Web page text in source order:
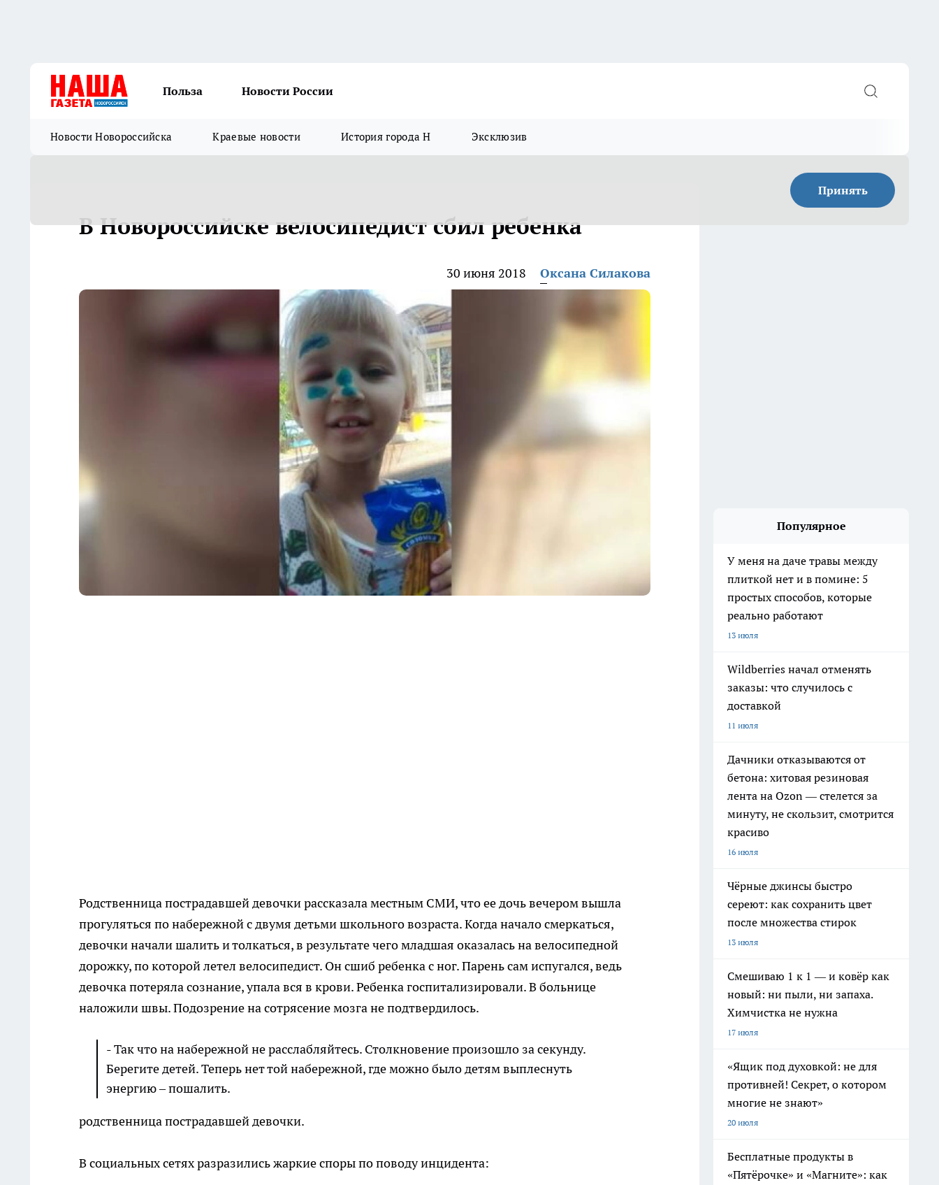
Польза Новости России
Новости Новороссийска Краевые новости История города Н Эксклюзив
Принять
В Новороссийске велосипедист сбил ребенка
30 июня 2018 Оксана Силакова
Родственница пострадавшей девочки рассказала местным СМИ, что ее дочь вечером вышла
прогуляться по набережной с двумя детьми школьного возраста. Когда начало смеркаться,
девочки начали шалить и толкаться, в результате чего младшая оказалась на велосипедной
дорожку, по которой летел велосипедист. Он сшиб ребенка с ног. Парень сам испугался, ведь
девочка потеряла сознание, упала вся в крови. Ребенка госпитализировали. В больнице
наложили швы. Подозрение на сотрясение мозга не подтвердилось.
- Так что на набережной не расслабляйтесь. Столкновение произошло за секунду.
Берегите детей. Теперь нет той набережной, где можно было детям выплеснуть
энергию – пошалить.
родственница пострадавшей девочки.
В социальных сетях разразились жаркие споры по поводу инцидента:
Популярное
У меня на даче травы между
плиткой нет и в помине: 5
простых способов, которые
реально работают
13 июля
Wildberries начал отменять
заказы: что случилось с
доставкой
11 июля
Дачники отказываются от
бетона: хитовая резиновая
лента на Ozon — стелется за
минуту, не скользит, смотрится
красиво
16 июля
Чёрные джинсы быстро
сереют: как сохранить цвет
после множества стирок
13 июля
Смешиваю 1 к 1 — и ковёр как
новый: ни пыли, ни запаха.
Химчистка не нужна
17 июля
«Ящик под духовкой: не для
противней! Секрет, о котором
многие не знают»
20 июля
Бесплатные продукты в
«Пятёрочке» и «Магните»: как